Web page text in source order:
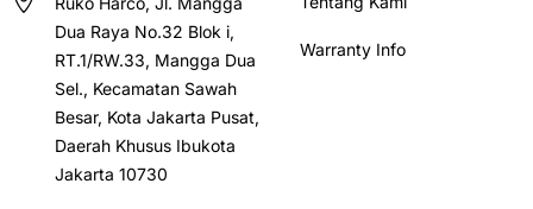
Dua Raya No.32 Blok i,
RT.1/RW.33, Mangga Dua
Sel., Kecamatan Sawah
Besar, Kota Jakarta Pusat,
Daerah Khusus Ibukota
Jakarta 10730
Warranty Info